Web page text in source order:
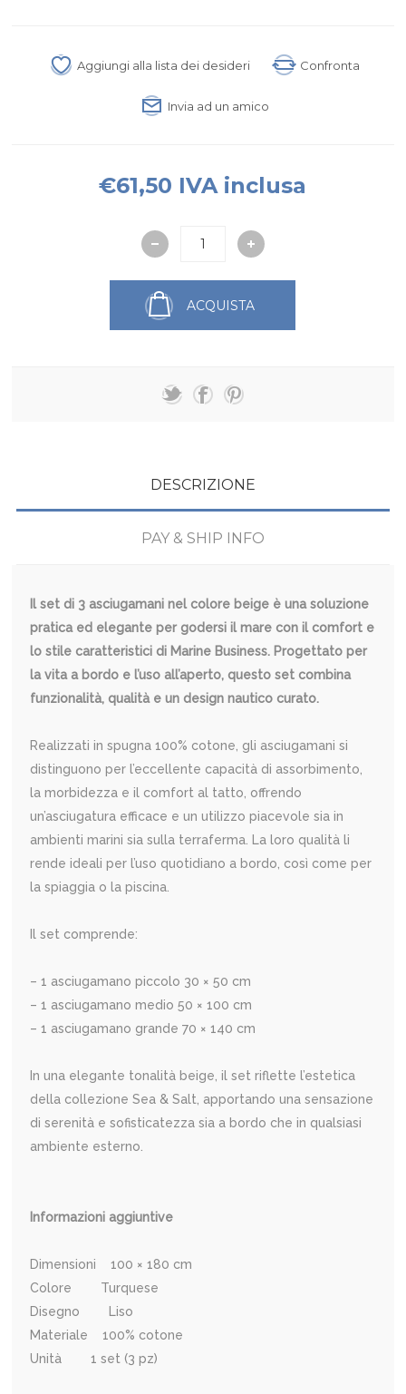
Aggiungi alla lista dei desideri Confronta
Invia ad un amico
€61,50 IVA inclusa
ACQUISTA
DESCRIZIONE
PAY & SHIP INFO
Il set di 3 asciugamani nel colore beige è una soluzione
pratica ed elegante per godersi il mare con il comfort e
lo stile caratteristici di Marine Business. Progettato per
la vita a bordo e l’uso all’aperto, questo set combina
funzionalità, qualità e un design nautico curato.
Realizzati in spugna 100% cotone, gli asciugamani si
distinguono per l’eccellente capacità di assorbimento,
la morbidezza e il comfort al tatto, offrendo
un’asciugatura efficace e un utilizzo piacevole sia in
ambienti marini sia sulla terraferma. La loro qualità li
rende ideali per l’uso quotidiano a bordo, così come per
la spiaggia o la piscina.
Il set comprende:
– 1 asciugamano piccolo 30 × 50 cm
– 1 asciugamano medio 50 × 100 cm
– 1 asciugamano grande 70 × 140 cm
In una elegante tonalità beige, il set riflette l’estetica
della collezione Sea & Salt, apportando una sensazione
di serenità e sofisticatezza sia a bordo che in qualsiasi
ambiente esterno.
Informazioni aggiuntive
Dimensioni 100 × 180 cm
Colore Turquese
Disegno Liso
Materiale 100% cotone
Unità 1 set (3 pz)